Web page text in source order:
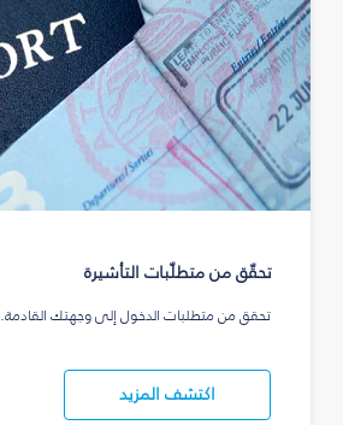
تحقّق من متطلّبات التأشيرة
تحقق من متطلبات الدخول إلى وجهتك القادمة.
اكتشف المزيد